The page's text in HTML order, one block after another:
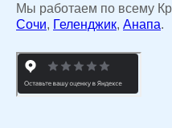
Мы работаем по всему
Сочи, Геленджик, Анапа.